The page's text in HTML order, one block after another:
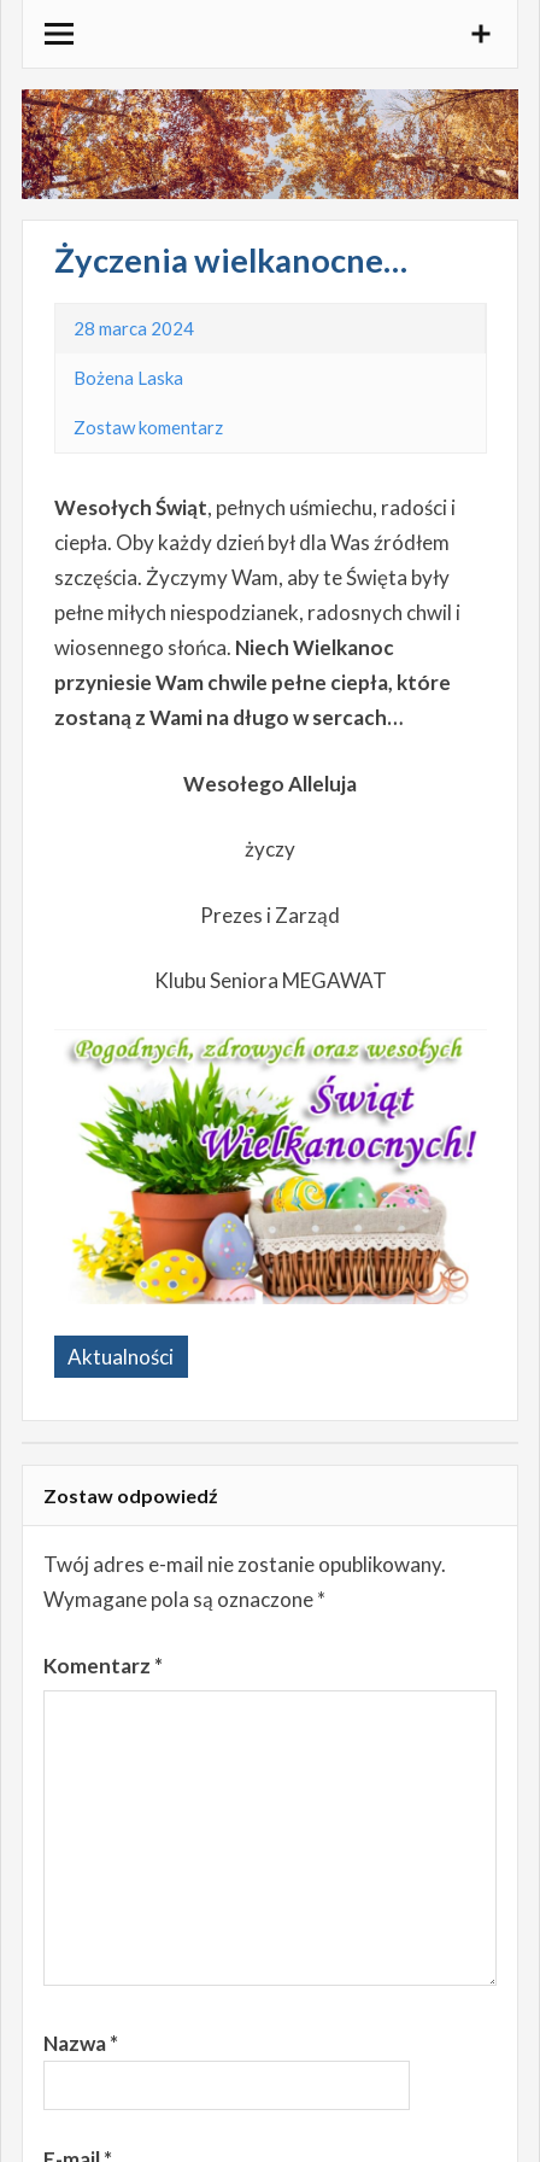
treści
Życzenia wielkanocne…
28 marca 2024
Bożena Laska
Zostaw komentarz
Wesołych Świąt, pełnych uśmiechu, radości i
ciepła. Oby każdy dzień był dla Was źródłem
szczęścia. Życzymy Wam, aby te Święta były
pełne miłych niespodzianek, radosnych chwil i
wiosennego słońca. Niech Wielkanoc
przyniesie Wam chwile pełne ciepła, które
zostaną z Wami na długo w sercach…
Wesołego Alleluja
życzy
Prezes i Zarząd
Klubu Seniora MEGAWAT
Aktualności
Zostaw odpowiedź
Twój adres e-mail nie zostanie opublikowany.
Wymagane pola są oznaczone*
Komentarz *
Nazwa*